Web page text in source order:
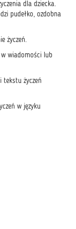
dla dziecka.
pudełko, ozdobna
życzeń.
wiadomości lub
tekstu życzeń
w języku